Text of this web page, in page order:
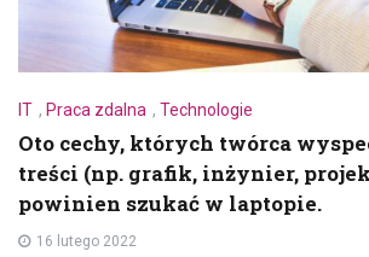
IT , Praca zdalna , Technologie
Oto cechy, których twórca
treści (np. grafik, inżynier,
powinien szukać w laptopie.
16 lutego 2022